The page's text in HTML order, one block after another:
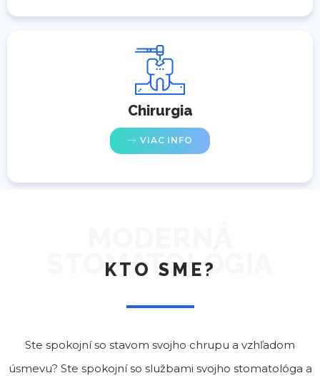
Chirurgia
VIAC INFO
STOMATOLÓGIA
KTO SME?
Ste spokojní so stavom svojho chrupu a vzhľadom
úsmevu? Ste spokojní so službami svojho stomatológa a